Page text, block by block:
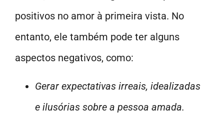
positivos no amor à primeira vista. No
entanto, ele também pode ter alguns
aspectos negativos, como:
Gerar expectativas irreais, idealizadas
e ilusórias sobre a pessoa amada.